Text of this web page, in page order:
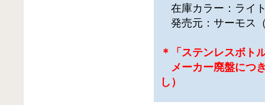
在庫カラー：ライ
発売元：サーモス
＊「ステンレスボ
メーカー廃盤につ
し）